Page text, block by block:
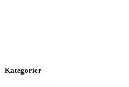
Kategorier